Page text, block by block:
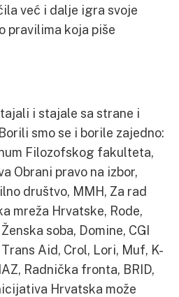
već i dalje igra svoje
pravilima koja piše
i stajale sa strane i
smo se i borile zajedno:
Filozofskog fakulteta,
Obrani pravo na izbor,
društvo, MMH, Za rad
mreža Hrvatske, Rode,
soba, Domine, CGI
Aid, Crol, Lori, Muf, K-
Radnička fronta, BRID,
Hrvatska može